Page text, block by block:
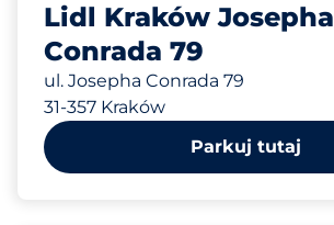
Lidl Kraków Josepha
Conrada 79
ul. Josepha Conrada 79
31-357 Kraków
Parkuj tutaj